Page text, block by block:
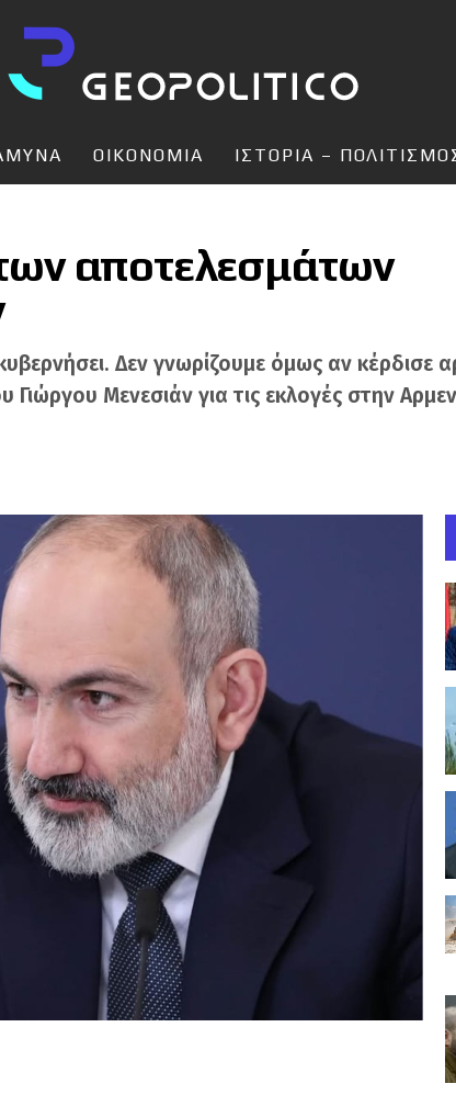
ΟΙΚΟΝΟΜΙΑ ΙΣΤΟΡΙΑ –
αποτελεσμάτων
Δεν γνωρίζουμε όμως αν κέρδισε
Μενεσιάν για τις εκλογές στην